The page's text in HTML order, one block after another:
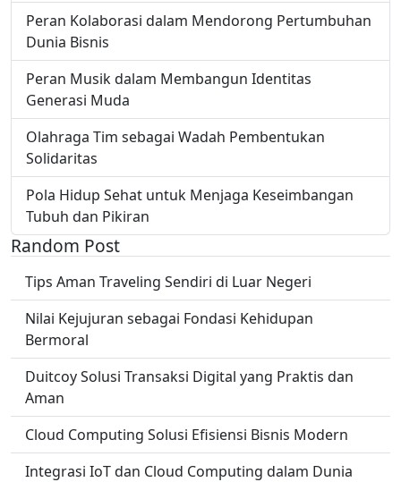
Peran Kolaborasi dalam Mendorong Pertumbuhan
Dunia Bisnis
Peran Musik dalam Membangun Identitas
Generasi Muda
Olahraga Tim sebagai Wadah Pembentukan
Solidaritas
Pola Hidup Sehat untuk Menjaga Keseimbangan
Tubuh dan Pikiran
Random Post
Tips Aman Traveling Sendiri di Luar Negeri
Nilai Kejujuran sebagai Fondasi Kehidupan
Bermoral
Duitcoy Solusi Transaksi Digital yang Praktis dan
Aman
Cloud Computing Solusi Efisiensi Bisnis Modern
Integrasi IoT dan Cloud Computing dalam Dunia